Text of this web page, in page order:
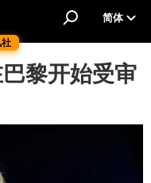
简体
黎开始受审